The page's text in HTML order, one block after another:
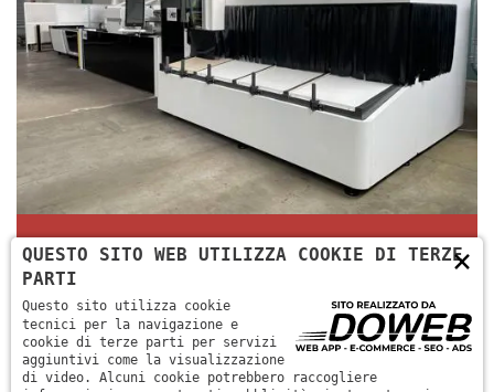
MACCHINA TAGLIO LASER 3 ×
QUESTO SITO WEB UTILIZZA COOKIE DI TERZE
PARTI
Questo sito utilizza cookie
tecnici per la navigazione e
cookie di terze parti per servizi
aggiuntivi come la visualizzazione
di video. Alcuni cookie potrebbero raccogliere